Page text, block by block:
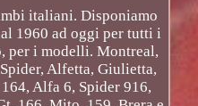
italiani. Disponiamo
1960 ad oggi per tutti i
per i modelli. Montreal,
Alfetta, Giulietta,
Alfa 6, Spider 916,